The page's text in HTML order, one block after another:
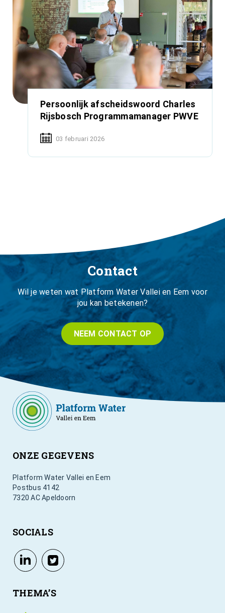
Persoonlijk afscheidswoord Charles
Rijsbosch Programmamanager PWVE
03 februari 2026
Contact
Wil je weten wat Platform Water Vallei en Eem voor
jou kan betekenen?
NEEM CONTACT OP
ONZE GEGEVENS
Platform Water Vallei en Eem
Postbus 4142
7320 AC Apeldoorn
SOCIALS
THEMA’S